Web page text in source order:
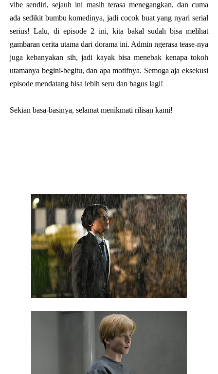
vibe sendiri, sejauh ini masih terasa menegangkan, dan cuma
ada sedikit bumbu komedinya, jadi cocok buat yang nyari serial
serius! Lalu, di episode 2 ini, kita bakal sudah bisa melihat
gambaran cerita utama dari dorama ini. Admin ngerasa tease-nya
juga kebanyakan sih, jadi kayak bisa menebak kenapa tokoh
utamanya begini-begitu, dan apa motifnya. Semoga aja eksekusi
episode mendatang bisa lebih seru dan bagus lagi!
Sekian basa-basinya, selamat menikmati rilisan kami!